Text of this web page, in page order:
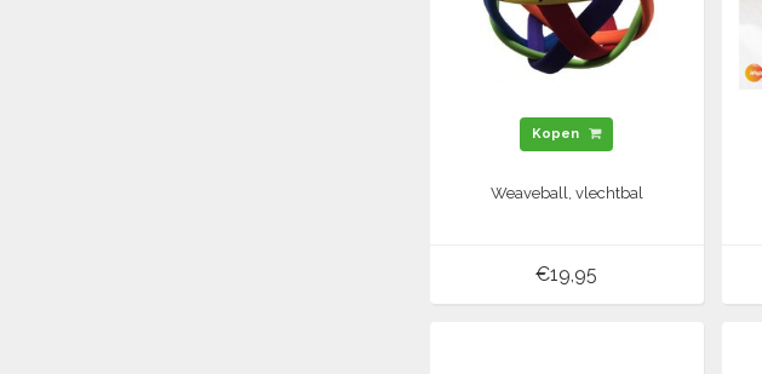
Kopen
Weaveball, vlechtbal
€19,95